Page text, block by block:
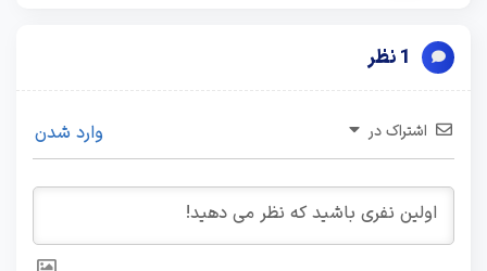
اشتراک در وارد شدن